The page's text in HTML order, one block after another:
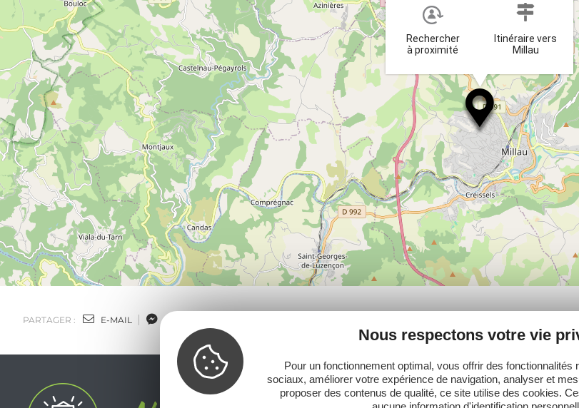
Rechercher
à proximité
Itinéraire vers
Millau
PARTAGER : E-MAIL MESSENGER
Nous respectons votre vie
Pour un fonctionnement optimal, vous offrir des fonctionnalités
sociaux, améliorer votre expérience de navigation, analyser et
proposer des contenus de qualité, ce site utilise des cookies.